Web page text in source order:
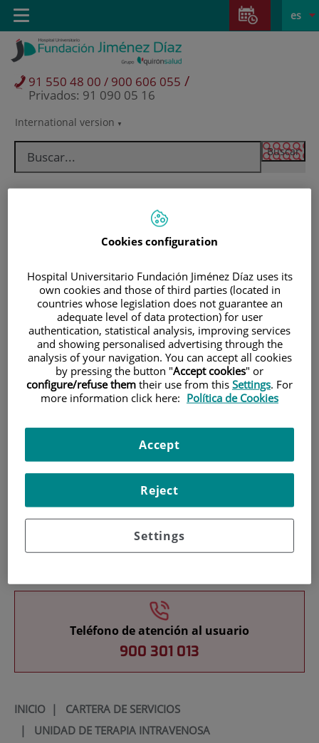
Saltar al contenido
Saltar
contenido
Selector
idioma
activo
es
International version
91 550 48 00 / 900 606 055 /
Privados: 91 090 05 16
Toggle
navigation
Pacientes y visitantes
Investigación
Docencia
Teléfono de atención al usuario
900 301 013
INICIO| CARTERA DE SERVICIOS
| UNIDAD DE TERAPIA INTRAVENOSA
Cookies configuration
Hospital Universitario Fundación Jiménez Díaz uses its
own cookies and those of third parties (located in
countries whose legislation does not guarantee an
adequate level of data protection) for user
authentication, statistical analysis, improving services
and showing personalised advertising through the
analysis of your navigation. You can accept all cookies
by pressing the button "Accept cookies" or
configure/refuse them their use from this Settings. For
more information click here: Política de Cookies
Settings
Reject
Accept